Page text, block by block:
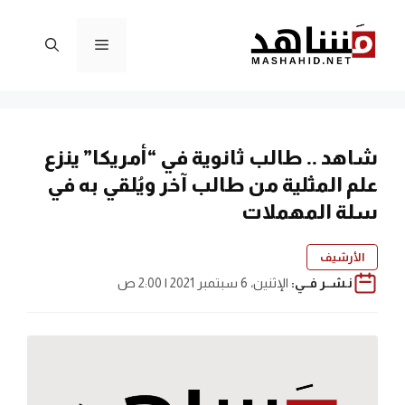
المحتوى
القائمة
شاهد .. طالب ثانوية في “أمريكا” ينزع
علم المثلية من طالب آخر ويُلقي به في
سلة المهملات
الأرشيف
نـشــر فــي: الإثنين، 6 سبتمبر 2021 | 2:00 ص